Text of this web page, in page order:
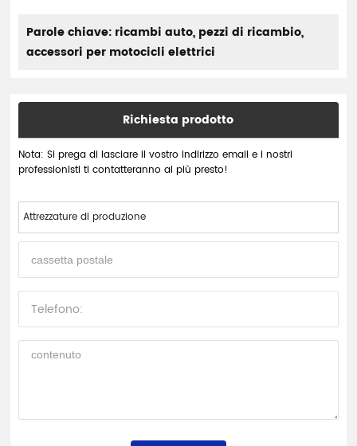
Parole chiave: ricambi auto, pezzi di ricambio,
accessori per motocicli elettrici
Richiesta prodotto
Nota: Si prega di lasciare il vostro indirizzo email e i nostri
professionisti ti contatteranno al più presto!
Attrezzature di produzione